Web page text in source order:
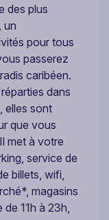
des plus
un
pour tous
passerez
caribéen.
dans
elles sont
que vous
met à votre
service de
billets, wifi,
magasins
11h à 23h,